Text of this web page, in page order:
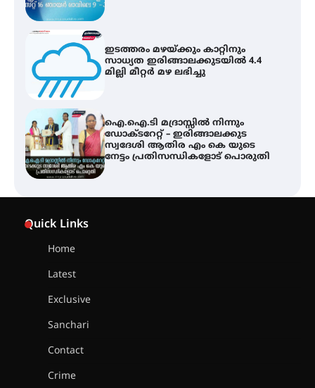
ഇടത്തരം മഴയ്ക്കും കാറ്റിനും
സാധ്യത ഇരിങ്ങാലക്കുടയിൽ 4.4
മില്ലി മീറ്റർ മഴ ലഭിച്ചു
ഐ.ഐ.ടി മദ്രാസ്സിൽ നിന്നും
ഡോക്ടറേറ്റ് – ഇരിങ്ങാലക്കുട
സ്വദേശി ആതിര എം കെ യുടെ
നേട്ടം പ്രതിസന്ധികളോട് പൊരുതി
Quick Links
Home
Latest
Exclusive
Sanchari
Contact
Crime